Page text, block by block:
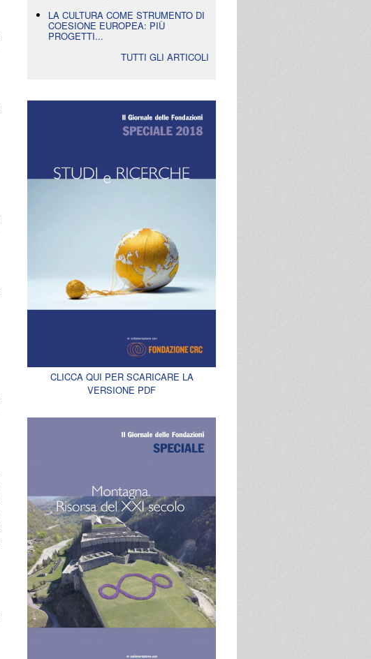
LA CULTURA COME STRUMENTO DI
COESIONE EUROPEA: PIÙ
PROGETTI...
TUTTI GLI ARTICOLI
CLICCA QUI PER SCARICARE LA
VERSIONE PDF